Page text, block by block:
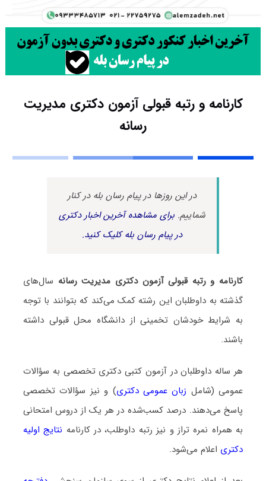
کارنامه و رتبه قبولی آزمون دکتری مدیریت
رسانه
در این روزها در پیام رسان بله در کنار
شماییم.برای مشاهده آخرین اخبار دکتری
در پیام رسان بله کلیک کنید.
کارنامه و رتبه قبولی آزمون دکتری مدیریت رسانه سال‌های
گذشته به داوطلبان این رشته کمک می‌کند که بتوانند با توجه
به شرایط خودشان تخمینی از دانشگاه محل قبولی داشته
باشند.
هر ساله داوطلبان در آزمون کتبی دکتری تخصصی به سؤالات
عمومی (شامل زبان عمومی دکتری) و نیز سؤالات تخصصی
پاسخ می‌دهند. درصد کسب‌شده در هر یک از دروس امتحانی
به همراه نمره تراز و نیز رتبه داوطلب، در کارنامه نتایج اولیه
دکتری اعلام می‌شود.